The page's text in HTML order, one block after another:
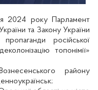
2024 року Парламент
та Закону України
російської
топонімії»
району